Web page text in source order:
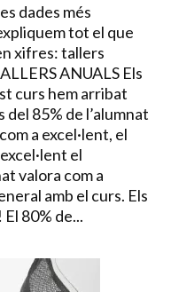
dades més
tot el que
xifres: tallers
ANUALS Els
curs hem arribat
85% de l’alumnat
a excel·lent, el
el
valora com a
amb el curs. Els
80% de...